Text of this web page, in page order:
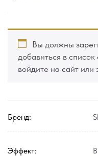
Вы должны
добавиться в
войдите на сайт или
Бренд:
Эффект: